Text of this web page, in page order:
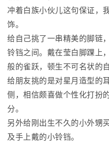
冲着白族小伙儿这句保证，
饰。
给自己挑了一串精美的脚链
铃铛之间。戴在莹白脚踝上
般的雀跃，顿生不可名状的
给朋友挑的是对星月造型的
侧，相信颇喜做个性化打扮
分。
另外给刚出生不久的小外甥
及手上戴的小铃铛。